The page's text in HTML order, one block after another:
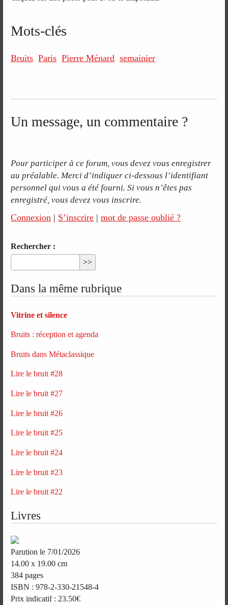
Mots-clés
Bruits Paris Pierre Ménard semainier
Un message, un commentaire ?
Pour participer à ce forum, vous devez vous enregistrer
au préalable. Merci d’indiquer ci-dessous l’identifiant
personnel qui vous a été fourni. Si vous n’êtes pas
enregistré, vous devez vous inscrire.
Connexion | S’inscrire |mot de passe oublié ?
Rechercher :
Dans la même rubrique
Vitrine et silence
Bruits : réception et agenda
Bruits dans Métaclassique
Lire le bruit #28
Lire le bruit #27
Lire le bruit #26
Lire le bruit #25
Lire le bruit #24
Lire le bruit #23
Lire le bruit #22
Livres
Parution le 7/01/2026
14.00 x 19.00 cm
384 pages
ISBN : 978-2-330-21548-4
Prix indicatif : 23.50€